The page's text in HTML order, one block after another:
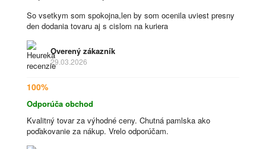
So vsetkym som spokojna,len by som ocenila uviest presny
den dodania tovaru aj s cislom na kuriera
Overený zákazník
29.03.2026
100%
Odporúča obchod
Kvalitný tovar za výhodné ceny. Chutná pamlska ako
poďakovanie za nákup. Vrelo odporúčam.